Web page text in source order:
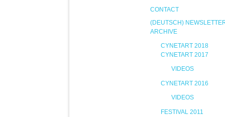
CONTACT
(DEUTSCH)
ARCHIVE
CYNETART 2018
CYNETART 2017
VIDEOS
CYNETART 2016
VIDEOS
FESTIVAL 2011